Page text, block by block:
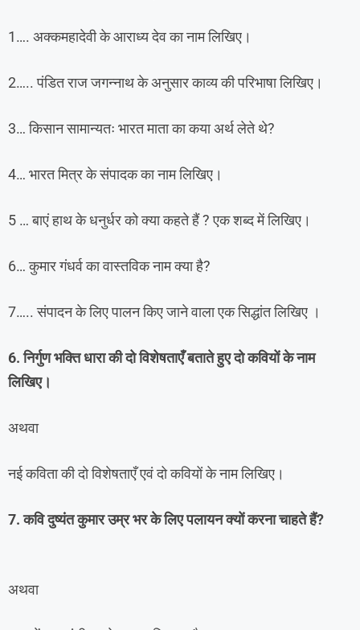
1…. अक्कमहादेवी के आराध्य देव का नाम लिखिए।
2….. पंडित राज जगन्नाथ के अनुसार काव्य की परिभाषा लिखिए।
3… किसान सामान्यतः भारत माता का कया अर्थ लेते थे?
4… भारत मित्र के संपादक का नाम लिखिए।
5 … बाएं हाथ के धनुर्धर को क्या कहते हैं ? एक शब्द में लिखिए।
6… कुमार गंधर्व का वास्तविक नाम क्या है?
7….. संपादन के लिए पालन किए जाने वाला एक सिद्धांत लिखिए ।
6. निर्गुण भक्ति धारा की दो विशेषताएँ बताते हुए दो कवियों के नाम
लिखिए।
अथवा
नई कविता की दो विशेषताएँ एवं दो कवियों के नाम लिखिए।
7. कवि दुष्यंत कुमार उम्र भर के लिए पलायन क्यों करना चाहते हैं?
अथवा